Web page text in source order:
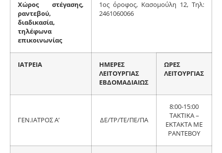
Χώρος στέγασης,
ραντεβού,
διαδικασία,
τηλέφωνα
επικοινωνίας
1ος όροφος, Κασομούλη 12, Τηλ:
2461060066
ΙΑΤΡΕΙΑ
ΗΜΕΡΕΣ
ΛΕΙΤΟΥΡΓΙΑΣ
ΕΒΔΟΜΑΔΙΑΙΩΣ
ΩΡΕΣ
ΛΕΙΤΟΥΡΓΙΑΣ
ΓΕΝ.ΙΑΤΡΟΣ Α’ ΔΕ/ΤΡ/ΤΕ/ΠΕ/ΠΑ
8:00-15:00
ΤΑΚΤΙΚΑ –
ΕΚΤΑΚΤΑ ΜΕ
ΡΑΝΤΕΒΟΥ